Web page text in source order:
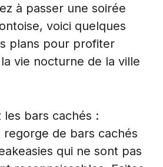
à passer une soirée
voici quelques
plans pour profiter
vie nocturne de la ville
les bars cachés :
regorge de bars cachés
qui ne sont pas